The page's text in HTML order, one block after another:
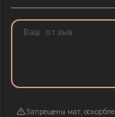
Запрещены мат,